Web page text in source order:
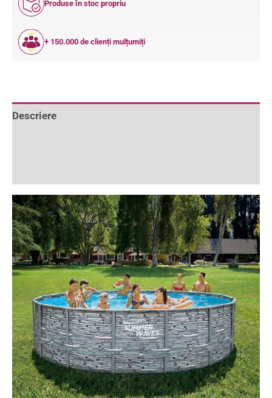
Produse în stoc propriu
+ 150.000 de clienți mulțumiți
Descriere